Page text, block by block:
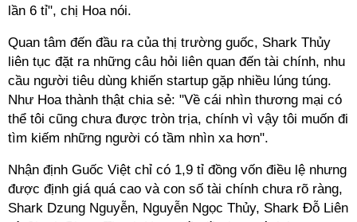
lần 6 tỉ", chị Hoa nói.
Quan tâm đến đầu ra của thị trường guốc, Shark Thủy
liên tục đặt ra những câu hỏi liên quan đến tài chính, nhu
cầu người tiêu dùng khiến startup gặp nhiều lúng túng.
Như Hoa thành thật chia sẻ: "Về cái nhìn thương mại có
thể tôi cũng chưa được tròn trịa, chính vì vậy tôi muốn đi
tìm kiếm những người có tầm nhìn xa hơn".
Nhận định Guốc Việt chỉ có 1,9 tỉ đồng vốn điều lệ nhưng
được định giá quá cao và con số tài chính chưa rõ ràng,
Shark Dzung Nguyễn, Nguyễn Ngọc Thủy, Shark Đỗ Liên